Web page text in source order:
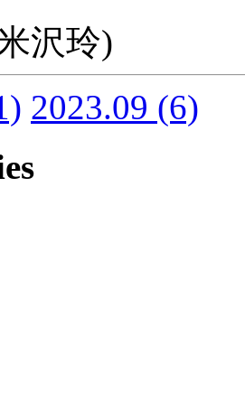
沢玲)
2023.09 (6)